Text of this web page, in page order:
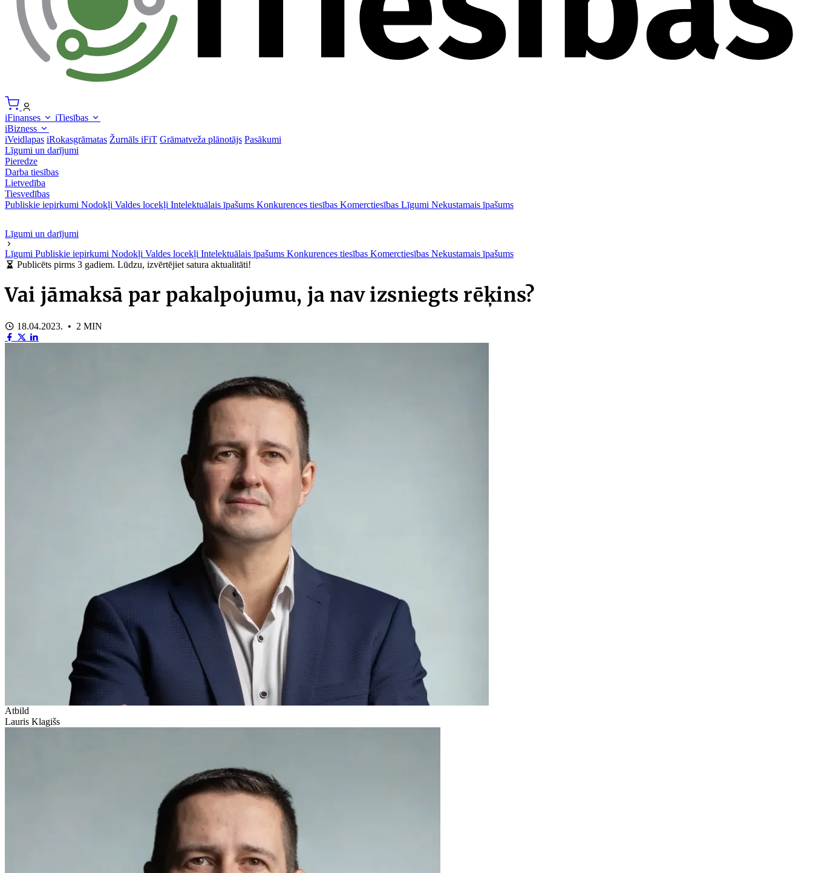
iFinanses
iTiesības
iBizness
iVeidlapas iRokasgrāmatas Žurnāls iFiT Grāmatveža plānotājs Pasākumi
Līgumi un darījumi
Pieredze
Darba tiesības
Lietvedība
Tiesvedības
Publiskie iepirkumi Nodokļi Valdes locekļi Intelektuālais īpašums Konkurences tiesības Komerctiesības Līgumi Nekustamais īpašums
Līgumi un darījumi
Līgumi Publiskie iepirkumi Nodokļi Valdes locekļi Intelektuālais īpašums Konkurences tiesības Komerctiesības Nekustamais īpašums
Publicēts pirms 3 gadiem. Lūdzu, izvērtējiet satura aktualitāti!
Vai jāmaksā par pakalpojumu, ja nav izsniegts rēķins?
18.04.2023. • 2 MIN
Atbild
Lauris Klagišs